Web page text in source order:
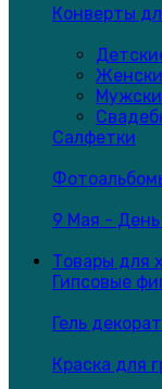
Конверты
Салфетки
9 Мая -
Товары для
Гипсовые
Гель
Краска для